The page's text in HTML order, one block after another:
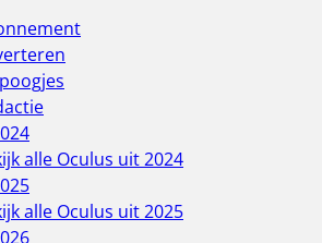
alle Oculus uit 2024
alle Oculus uit 2025